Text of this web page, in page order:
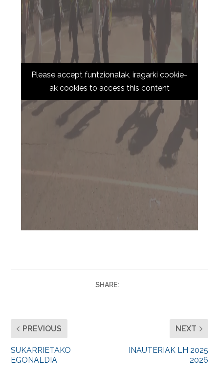
Please accept funtzionalak, iragarki cookie-
ak cookies to access this content
SHARE:
PREVIOUS
SUKARRIETAKO
EGONALDIA
NEXT
INAUTERIAK LH 2025
2026